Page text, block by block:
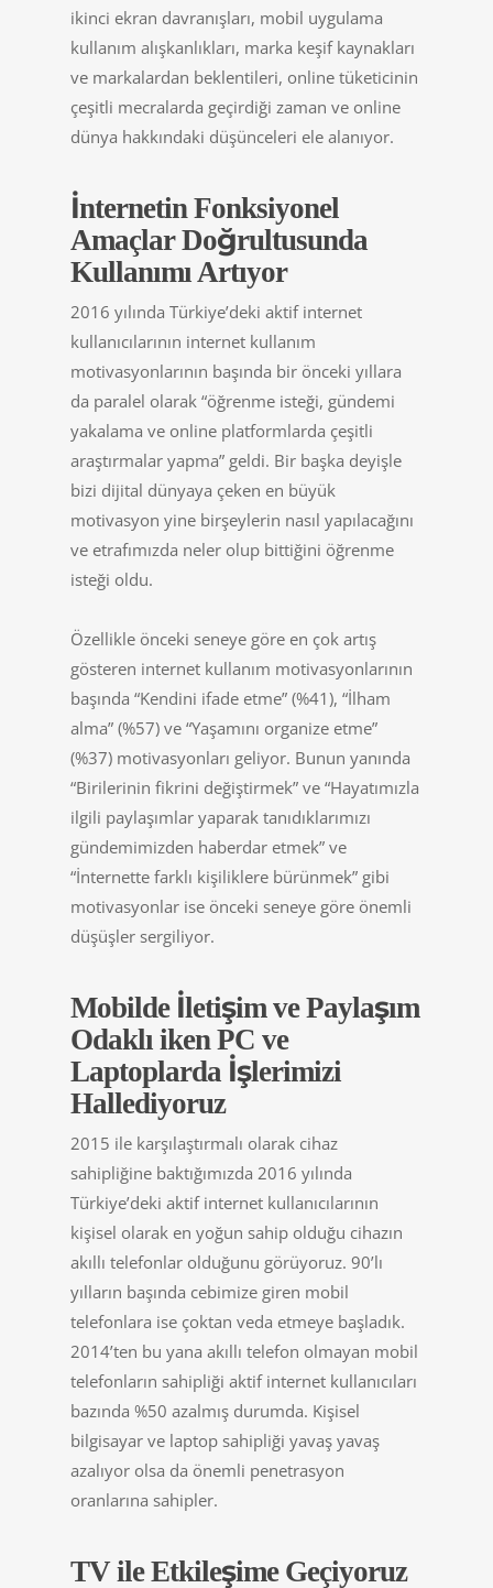
ikinci ekran davranışları, mobil uygulama
kullanım alışkanlıkları, marka keşif kaynakları
ve markalardan beklentileri, online tüketicinin
çeşitli mecralarda geçirdiği zaman ve online
dünya hakkındaki düşünceleri ele alanıyor.
İnternetin Fonksiyonel
Amaçlar Doğrultusunda
Kullanımı Artıyor
2016 yılında Türkiye’deki aktif internet
kullanıcılarının internet kullanım
motivasyonlarının başında bir önceki yıllara
da paralel olarak “öğrenme isteği, gündemi
yakalama ve online platformlarda çeşitli
araştırmalar yapma” geldi. Bir başka deyişle
bizi dijital dünyaya çeken en büyük
motivasyon yine birşeylerin nasıl yapılacağını
ve etrafımızda neler olup bittiğini öğrenme
isteği oldu.
Özellikle önceki seneye göre en çok artış
gösteren internet kullanım motivasyonlarının
başında “Kendini ifade etme” (%41), “İlham
alma” (%57) ve “Yaşamını organize etme”
(%37) motivasyonları geliyor. Bunun yanında
“Birilerinin fikrini değiştirmek” ve “Hayatımızla
ilgili paylaşımlar yaparak tanıdıklarımızı
gündemimizden haberdar etmek” ve
“İnternette farklı kişiliklere bürünmek” gibi
motivasyonlar ise önceki seneye göre önemli
düşüşler sergiliyor.
Mobilde İletişim ve Paylaşım
Odaklı iken PC ve
Laptoplarda İşlerimizi
Hallediyoruz
2015 ile karşılaştırmalı olarak cihaz
sahipliğine baktığımızda 2016 yılında
Türkiye’deki aktif internet kullanıcılarının
kişisel olarak en yoğun sahip olduğu cihazın
akıllı telefonlar olduğunu görüyoruz. 90’lı
yılların başında cebimize giren mobil
telefonlara ise çoktan veda etmeye başladık.
2014’ten bu yana akıllı telefon olmayan mobil
telefonların sahipliği aktif internet kullanıcıları
bazında %50 azalmış durumda. Kişisel
bilgisayar ve laptop sahipliği yavaş yavaş
azalıyor olsa da önemli penetrasyon
oranlarına sahipler.
TV ile Etkileşime Geçiyoruz